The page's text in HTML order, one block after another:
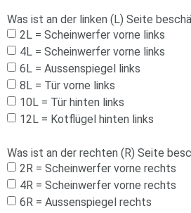
Was ist an der linken (L) Seite
2L = Scheinwerfer vorne links
4L = Scheinwerfer vorne links
6L = Aussenspiegel links
8L = Tür vorne links
10L = Tür hinten links
12L = Kotflügel hinten links
Was ist an der rechten (R) Seite
2R = Scheinwerfer vorne rechts
4R = Scheinwerfer vorne rechts
6R = Aussenspiegel rechts